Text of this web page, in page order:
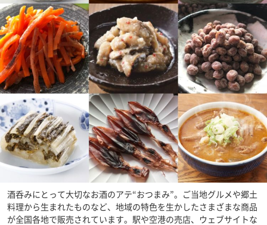
酒呑みにとって大切なお酒のアテ“おつまみ”。ご当地グルメや郷土
料理から生まれたものなど、地域の特色を生かしたさまざまな商品
が全国各地で販売されています。駅や空港の売店、ウェブサイトな